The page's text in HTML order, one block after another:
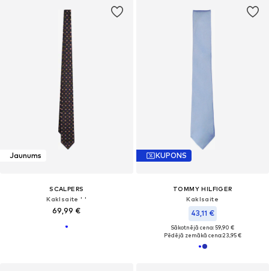
Jaunums
SCALPERS
Kaklsaite ' '
69,99 €
KUPONS
TOMMY HILFIGER
Kaklsaite
43,11 €
Sākotnējā cena: 59,90 €
Pēdējā zemākā cena:23,95 €